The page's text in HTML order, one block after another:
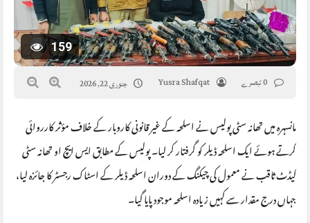
159
Yusra Shafqat جنوری 22, 2026
مانسہرہ میں تھانہ سٹی پولیس نے اسلحہ کے غیر قانونی کاروبار کے خلاف مؤثر کارروائی
کرتے ہوئے ایک اسلحہ ڈیلر کو گرفتار کر لیا۔ پولیس کے مطابق ایس ایچ او تھانہ سٹی
کیڈٹ ثاقب نے معمول کی چیکنگ کے دوران اسلحہ ڈیلر کے اسٹاک رجسٹر کا جائزہ لیا،
جہاں درج مقدار سے کہیں زیادہ اسلحہ موجود پایا گیا۔